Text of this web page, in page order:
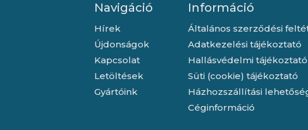
Navigáció
Hírek
Újdonságok
Kapcsolat
Letöltések
Gyártóink
Információ
Általános szerződési
Adatkezelési tájékoztató
Hallásvédelmi tájékoztató
Süti (cookie) tájékoztató
Házhozszállítási
Céginformáció